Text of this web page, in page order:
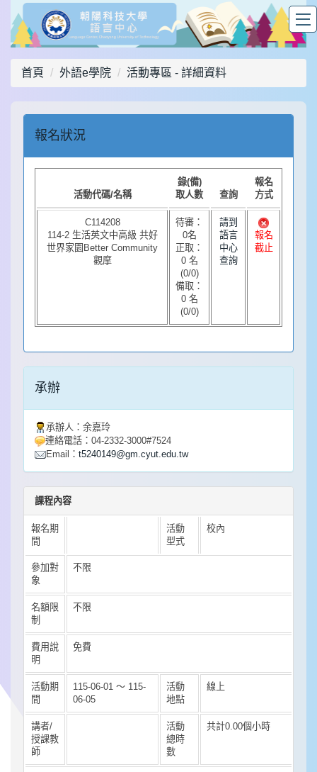
首頁 外語e學院 活動專區 - 詳細資料
報名狀況
活動代碼/名稱
錄(備)
取人數
查詢
報名
方式
C114208
114-2 生活英文中高級 共好
世界家園Better Community
觀摩
待審：
0名
正取：
0 名
(0/0)
備取：
0 名
(0/0)
請到
語言
中心
查詢
報名
截止
承辦
承辦人： 余嘉玲
連絡電話： 04-2332-3000#7524
Email： t5240149@gm.cyut.edu.tw
課程內容
報名期
間
活動
型式
校內
參加對
象
不限
名額限
制
不限
費用說
明
免費
活動期
間
115-06-01 ～ 115-
06-05
活動
地點
線上
講者/
授課教
師
活動
總時
數
共計0.00個小時